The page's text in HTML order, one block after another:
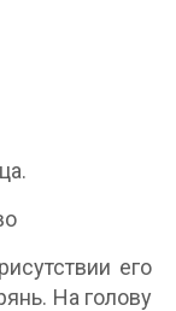
его
На голову